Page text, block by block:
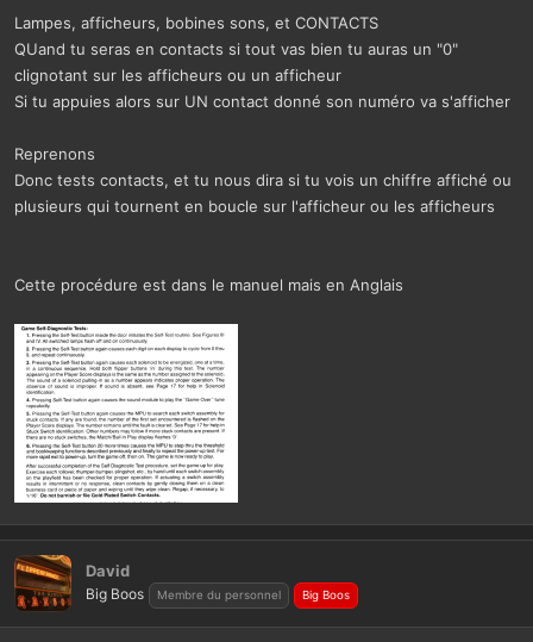
Lampes, afficheurs, bobines sons, et CONTACTS
QUand tu seras en contacts si tout vas bien tu auras un "0"
clignotant sur les afficheurs ou un afficheur
Si tu appuies alors sur UN contact donné son numéro va s'afficher
Reprenons
Donc tests contacts, et tu nous dira si tu vois un chiffre affiché ou
plusieurs qui tournent en boucle sur l'afficheur ou les afficheurs
Cette procédure est dans le manuel mais en Anglais
David
Big Boos Membre du personnel Big Boos